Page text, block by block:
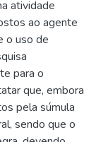
atividade
ao agente
o uso de
para o
que, embora
pela súmula
sendo que o